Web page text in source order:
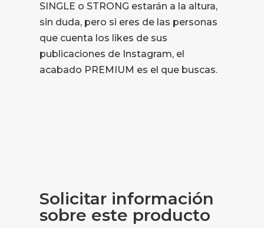
SINGLE o STRONG estarán a la altura,
sin duda, pero si eres de las personas
que cuenta los likes de sus
publicaciones de Instagram, el
acabado PREMIUM es el que buscas.
Solicitar información
sobre este producto